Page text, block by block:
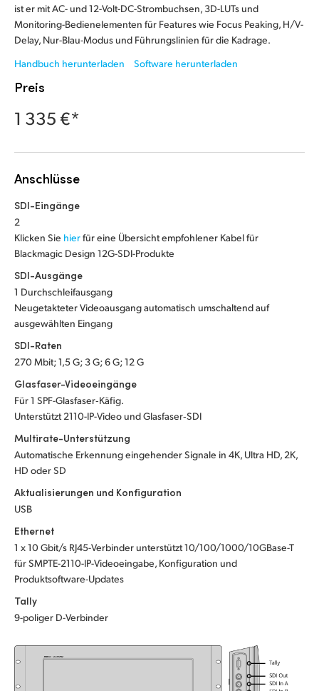
Korea
Mexico
Singapore
South Africa
Spain
Sweden
Chinese Taipei
Turkey
UAE
Ukraine
ist er mit AC- und 12-Volt-DC-Strombuchsen, 3D-LUTs und
Monitoring-Bedienelementen für Features wie Focus Peaking, H/V-
Delay, Nur-Blau-Modus und Führungslinien für die Kadrage.
Handbuch herunterladen
Software herunterladen
Preis
1 335 €*
Anschlüsse
SDI-Eingänge
2
Klicken Sie hierfür eine Übersicht empfohlener Kabel für
Blackmagic Design 12G-SDI-Produkte
SDI-Ausgänge
1 Durchschleifausgang
Neugetakteter Videoausgang automatisch umschaltend auf
ausgewählten Eingang
SDI-Raten
270 Mbit; 1,5 G; 3 G; 6 G; 12 G
Glasfaser-Videoeingänge
Für 1 SPF-Glasfaser‑Käfig.
Unterstützt 2110-IP-Video und Glasfaser‑SDI
Multirate-Unterstützung
Automatische Erkennung eingehender Signale in 4K, Ultra HD, 2K,
HD oder SD
Aktualisierungen und Konfiguration
USB
Ethernet
1 x 10 Gbit/s RJ45-Verbinder unterstützt 10/100/1000/10GBase-T
für SMPTE-2110-IP-Videoeingabe, Konfiguration und
Produktsoftware-Updates
Tally
9-poliger D-Verbinder